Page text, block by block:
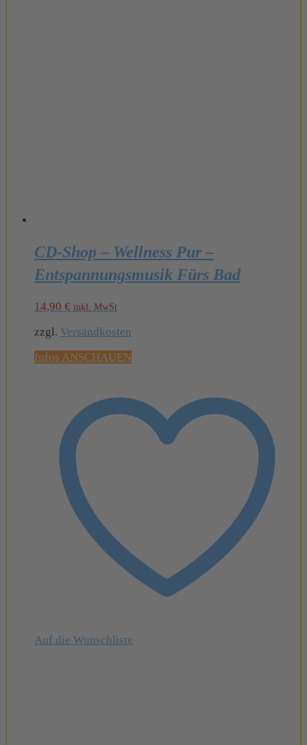
CD-Shop – Wellness Pur –
Entspannungsmusik Fürs Bad
14,90 € inkl. MwSt
zzgl. Versandkosten
Infos ANSCHAUEN
Auf die Wunschliste